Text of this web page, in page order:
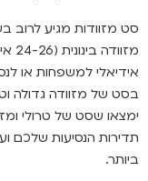
אידיאלי למשפחות או
בסט של מזוודה גדולה
ימצאו שסט של טרולי
תדירות הנסיעות שלכם
ביותר.